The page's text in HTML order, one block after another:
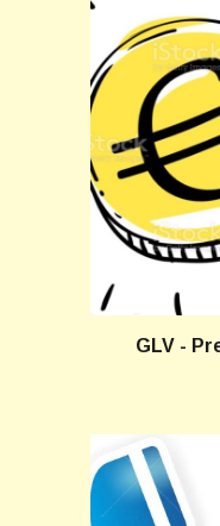
GLV -